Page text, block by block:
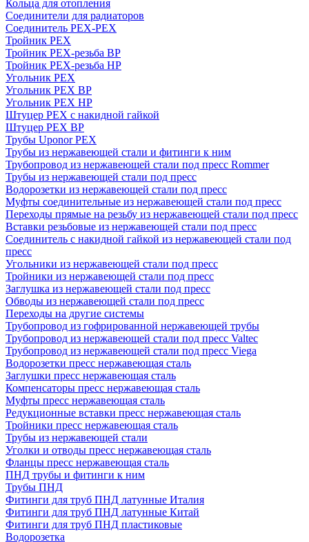
Кольца для отопления
Соединители для радиаторов
Соединитель PEX-PEX
Тройник PEX
Тройник PEX-резьба ВР
Тройник PEX-резьба НР
Угольник PEX
Угольник PEX ВР
Угольник PEX НР
Штуцер PEX c накидной гайкой
Штуцер PEX ВР
Трубы Uponor PEX
Трубы из нержавеющей стали и фитинги к ним
Трубопровод из нержавеющей стали под пресс Rommer
Трубы из нержавеющей стали под пресс
Водорозетки из нержавеющей стали под пресс
Муфты соединительные из нержавеющей стали под пресс
Переходы прямые на резьбу из нержавеющей стали под пресс
Вставки резьбовые из нержавеющей стали под пресс
Соединитель с накидной гайкой из нержавеющей стали под
пресс
Угольники из нержавеющей стали под пресс
Тройники из нержавеющей стали под пресс
Заглушка из нержавеющей стали под пресс
Обводы из нержавеющей стали под пресс
Переходы на другие системы
Трубопровод из гофрированной нержавеющей трубы
Трубопровод из нержавеющей стали под пресс Valtec
Трубопровод из нержавеющей стали под пресс Viega
Водорозетки пресс нержавеющая сталь
Заглушки пресс нержавеющая сталь
Компенсаторы пресс нержавеющая сталь
Муфты пресс нержавеющая сталь
Редукционные вставки пресс нержавеющая сталь
Тройники пресс нержавеющая сталь
Трубы из нержавеющей стали
Уголки и отводы пресс нержавеющая сталь
Фланцы пресс нержавеющая сталь
ПНД трубы и фитинги к ним
Трубы ПНД
Фитинги для труб ПНД латунные Италия
Фитинги для труб ПНД латунные Китай
Фитинги для труб ПНД пластиковые
Водорозетка